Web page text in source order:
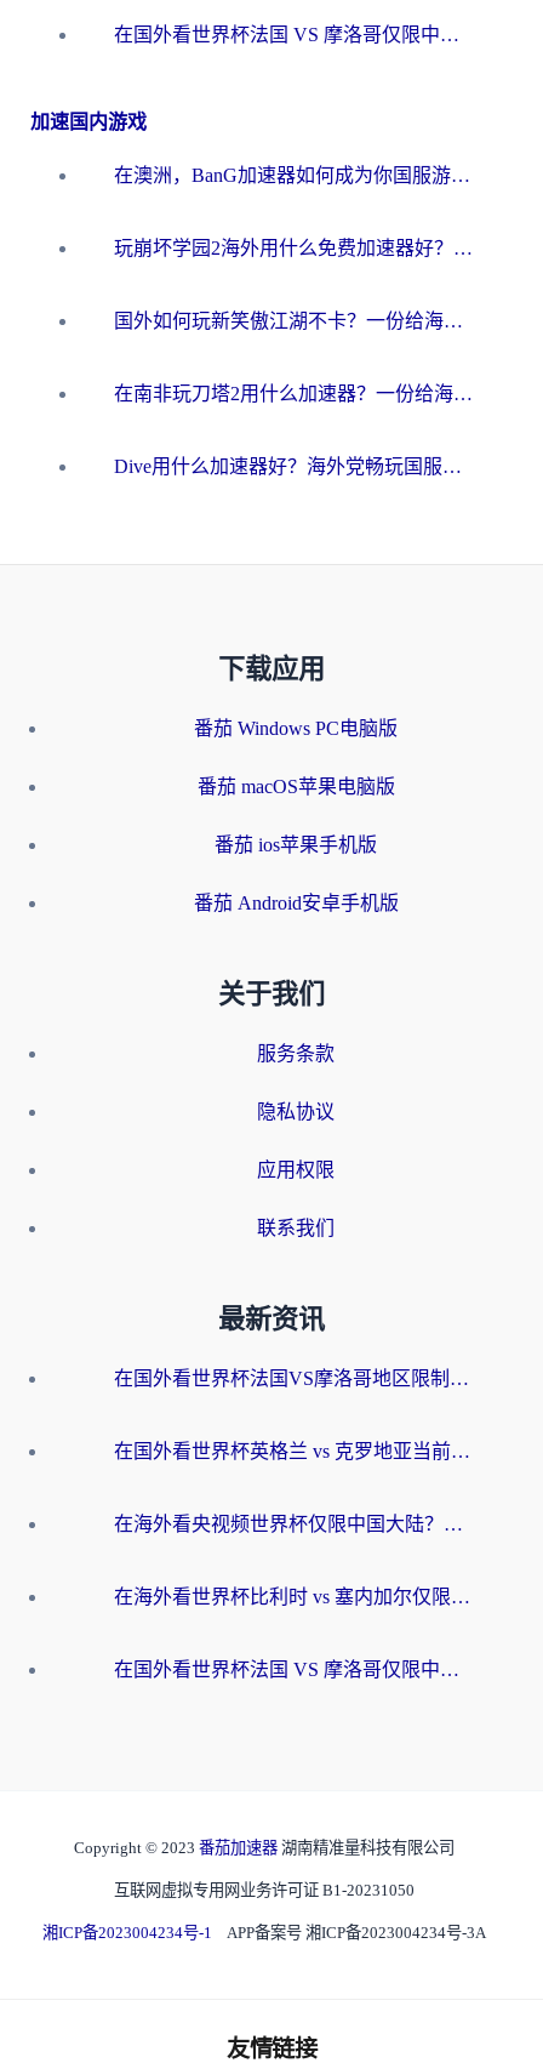
在国外看世界杯法国 VS 摩洛哥仅限中国大陆？海外党这样看中文解说赛事不卡顿
加速国内游戏
在澳洲，BanG加速器如何成为你国服游戏的“时光机”？
玩崩坏学园2海外用什么免费加速器好？2026海外党亲测国服游戏加速指南
国外如何玩新笑傲江湖不卡？一份给海外游子的终极网络指南
在南非玩刀塔2用什么加速器？一份给海外游子的终极生存指南
Dive用什么加速器好？海外党畅玩国服游戏的终极避坑指南
下载应用
番茄 Windows PC电脑版
番茄 macOS苹果电脑版
番茄 ios苹果手机版
番茄 Android安卓手机版
关于我们
服务条款
隐私协议
应用权限
联系我们
最新资讯
在国外看世界杯法国VS摩洛哥地区限制？这篇指南让你流畅看中文解说无压力
在国外看世界杯英格兰 vs 克罗地亚当前地区不可播放？这篇指南帮你搞定所有海外观赛难题
在海外看央视频世界杯仅限中国大陆？这篇指南帮你解锁中文解说+无卡顿直播
在海外看世界杯比利时 vs 塞内加尔仅限中国大陆？我找到了最流畅的中文解说之路
在国外看世界杯法国 VS 摩洛哥仅限中国大陆？海外党这样看中文解说赛事不卡顿
Copyright © 2023 番茄加速器 湖南精准量科技有限公司
互联网虚拟专用网业务许可证 B1-20231050
湘ICP备2023004234号-1 APP备案号 湘ICP备2023004234号-3A
友情链接